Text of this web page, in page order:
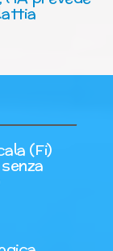
(Fi)